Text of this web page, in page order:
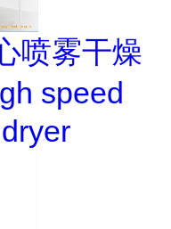
喷雾干燥
speed